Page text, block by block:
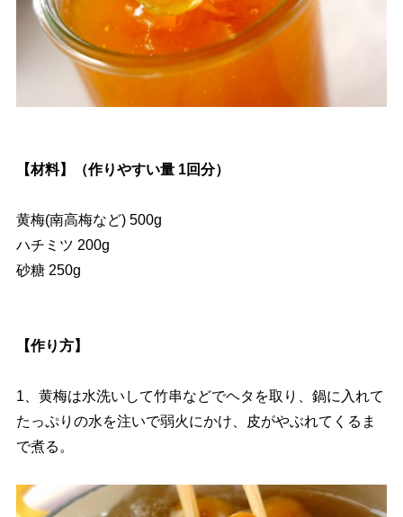
【材料】（作りやすい量 1回分）
黄梅(南高梅など) 500g
ハチミツ 200g
砂糖 250g
【作り方】
1、黄梅は水洗いして竹串などでヘタを取り、鍋に入れて
たっぷりの水を注いで弱火にかけ、皮がやぶれてくるま
で煮る。